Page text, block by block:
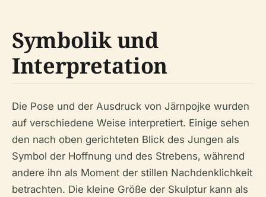
Symbolik und
Interpretation
Die Pose und der Ausdruck von Järnpojke wurden
auf verschiedene Weise interpretiert. Einige sehen
den nach oben gerichteten Blick des Jungen als
Symbol der Hoffnung und des Strebens, während
andere ihn als Moment der stillen Nachdenklichkeit
betrachten. Die kleine Größe der Skulptur kann als